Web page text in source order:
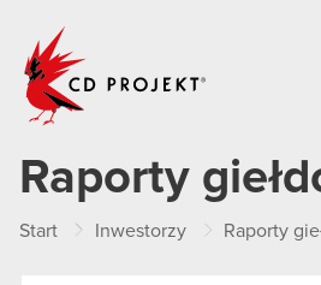
Raporty
Start Inwestorzy Raporty